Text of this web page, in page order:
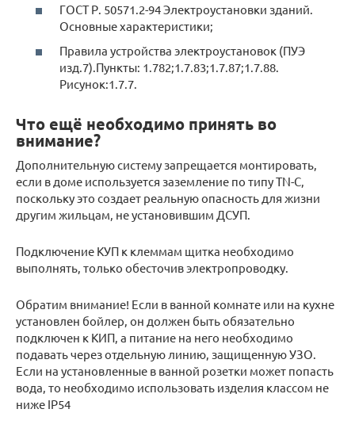
ГОСТ Р. 50571.2-94 Электроустановки зданий.
Основные характеристики;
Правила устройства электроустановок (ПУЭ
изд.7).Пункты: 1.782;1.7.83;1.7.87;1.7.88.
Рисунок:1.7.7.
Что ещё необходимо принять во
внимание?
Дополнительную систему запрещается монтировать,
если в доме используется заземление по типу TN-С,
поскольку это создает реальную опасность для жизни
другим жильцам, не установившим ДСУП.
Подключение КУП к клеммам щитка необходимо
выполнять, только обесточив электропроводку.
Обратим внимание! Если в ванной комнате или на кухне
установлен бойлер, он должен быть обязательно
подключен к КИП, а питание на него необходимо
подавать через отдельную линию, защищенную УЗО.
Если на установленные в ванной розетки может попасть
вода, то необходимо использовать изделия классом не
ниже IP54